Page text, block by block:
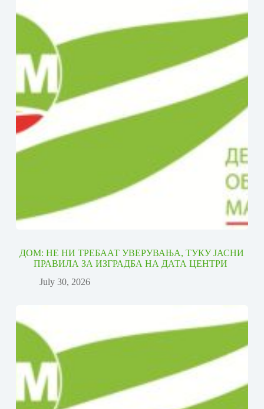
ДОМ: НЕ НИ ТРЕБААТ УВЕРУВАЊА, ТУКУ ЈАСНИ
ПРАВИЛА ЗА ИЗГРАДБА НА ДАТА ЦЕНТРИ
July 30, 2026